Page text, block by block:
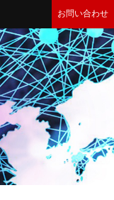
お問い合わせ